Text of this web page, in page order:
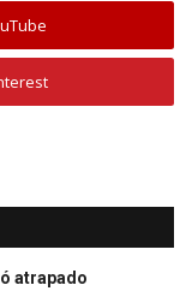
atrapado